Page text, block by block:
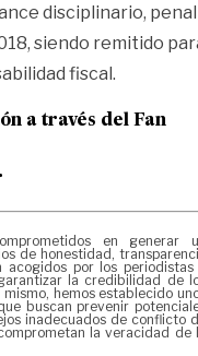
disciplinario, penal
siendo remitido
fiscal.
a través del Fan
en generar
de honestidad,
acogidos por los periodistas
la credibilidad de
hemos establecido
buscan prevenir
inadecuados de conflicto
la veracidad de